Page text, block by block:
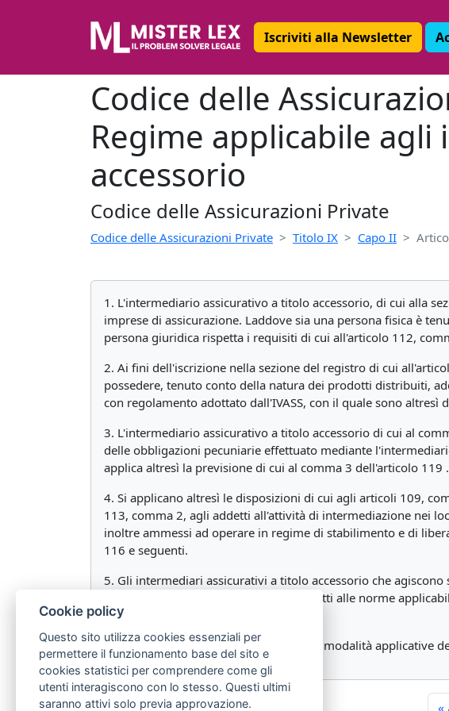
Iscriviti alla Newsletter
Codice delle
Regime applicabile
accessorio
Codice delle Assicurazioni Private
Codice delle Assicurazioni Private Titolo IX Capo II
1. L'intermediario assicurativo a titolo accessorio, di cui alla
imprese di assicurazione. Laddove sia una persona fisica è
persona giuridica rispetta i requisiti di cui all'articolo 112,
2. Ai fini dell'iscrizione nella sezione del registro di cui
possedere, tenuto conto della natura dei prodotti distribuiti,
con regolamento adottato dall'IVASS, con il quale sono
3. L'intermediario assicurativo a titolo accessorio di cui al
delle obbligazioni pecuniarie effettuato mediante
applica altresì la previsione di cui al comma 3 dell'articolo 119 .
4. Si applicano altresì le disposizioni di cui agli articoli 109,
113, comma 2, agli addetti all'attività di intermediazione nei
inoltre ammessi ad operare in regime di stabilimento e di
116 e seguenti.
5. Gli intermediari assicurativi a titolo accessorio che
comma 2, lettere a), b) o d), sono soggetti alle norme
lettera e) del citato articolo 109.
6. L'IVASS con regolamento disciplina le modalità applicative
Cookie policy
Questo sito utilizza cookies essenziali per
permettere il funzionamento base del sito e
cookies statistici per comprendere come gli
utenti interagiscono con lo stesso. Questi ultimi
saranno attivi solo previa approvazione.